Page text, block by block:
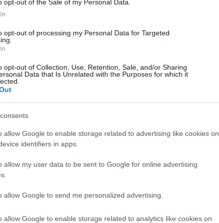
opt-out of the Sale of my Personal Data.
opt-out of processing my Personal Data for Targeted
opt-out of Collection, Use, Retention, Sale, and/or Sharing
Data that Is Unrelated with the Purposes for which it
allow Google to enable storage related to advertising like cookies on
identifiers in apps.
allow my user data to be sent to Google for online advertising
allow Google to send me personalized advertising.
allow Google to enable storage related to analytics like cookies on
azért jó olvasni, mert rendre újító, átfogó elméletekkel
TOVÁBB